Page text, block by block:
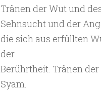
Tränen der Wut und
Sehnsucht und der
die sich aus erfüllten
der
Berührtheit. Tränen
Syam.